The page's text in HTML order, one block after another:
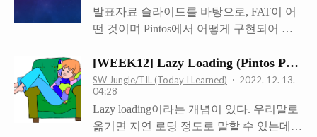
발표자료 슬라이드를 바탕으로, FAT이 어
떤 것이며 Pintos에서 어떻게 구현되어 있
Allocation Table의 약자이다. 말 그대로 파
일의 할당 정보를 표현한 테이블이라고 할
수 있다. MS-DOS 시절부터 쓰여 왔는데,
Windows에 들어서면서 FAT형식의 파일시
스템 자체를 가리키는 용어가 되었다. FAT
[WEEK12] Lazy Loading (Pintos
SW Jungle/TIL (Today I Learned)
2022. 12. 13.
04:28
Lazy loading이라는 개념이 있다. 우리말로
옮기면 지연 로딩 정도로 말할 수 있는데,